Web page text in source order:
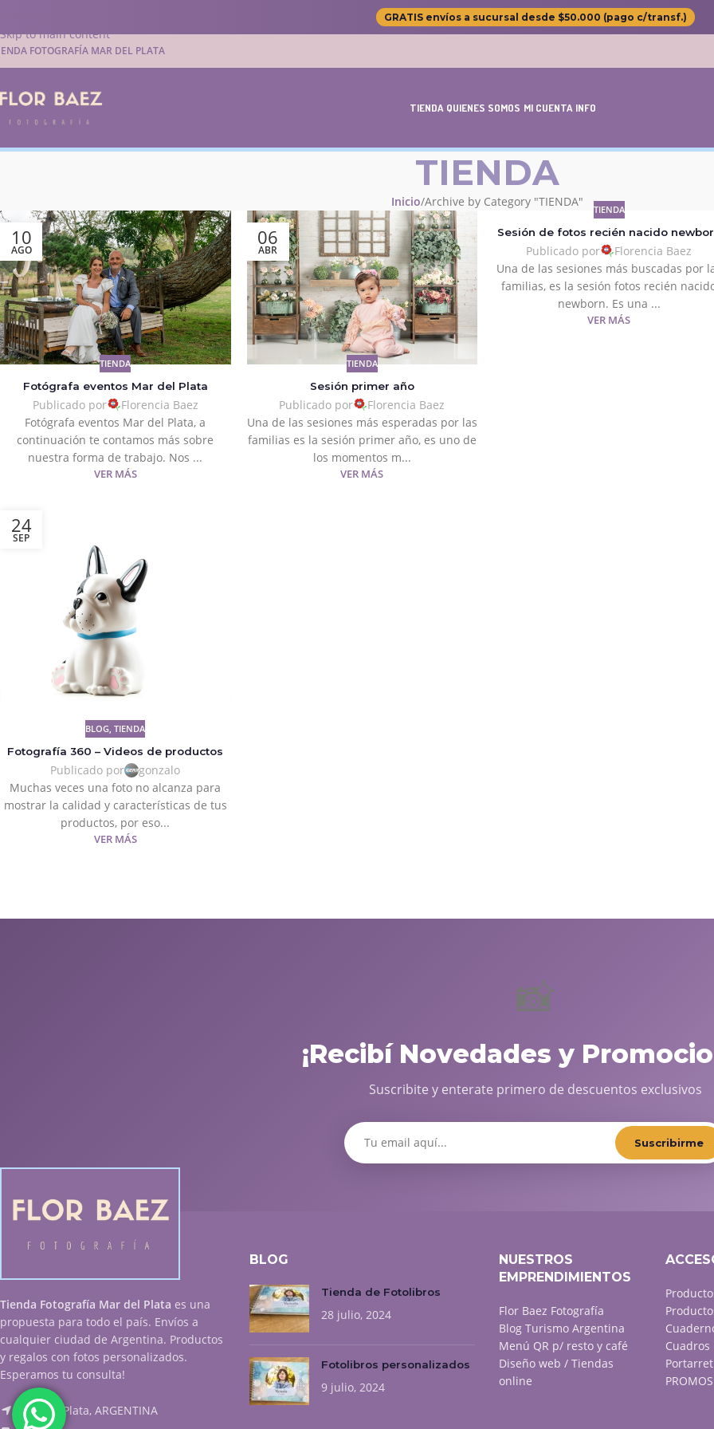
Skip to main content
GRATIS envíos a sucursal desde $50.000 (pago c/transf.)
FOTOGRAFÍA MAR DEL PLATA
TIENDA QUIENES SOMOS MI CUENTA INFO
TIENDA
Inicio Archive by Category "TIENDA"
10
AGO
TIENDA
Fotógrafa eventos Mar del Plata
Publicado por
Florencia Baez
Fotógrafa eventos Mar del Plata, a
continuación te contamos más sobre
nuestra forma de trabajo. Nos ...
VER MÁS
06
ABR
TIENDA
Sesión primer año
Publicado por
Florencia Baez
Una de las sesiones más esperadas por las
familias es la sesión primer año, es uno de
los momentos m...
VER MÁS
TIENDA
Sesión de fotos recién nacido
Publicado por
Florencia Baez
Una de las sesiones más buscadas por
familias, es la sesión fotos recién
newborn. Es una ...
VER MÁS
24
SEP
BLOG ,TIENDA
Fotografía 360 – Videos de productos
Publicado por
gonzalo
Muchas veces una foto no alcanza para
mostrar la calidad y características de tus
productos, por eso...
VER MÁS
📸
¡Recibí Novedades y
Suscribite y enterate primero de descuentos exclusivos
Suscribirme
Tienda Fotografía Mar del Plata es una
propuesta para todo el país. Envíos a
cualquier ciudad de Argentina. Productos
y regalos con fotos personalizados.
Esperamos tu consulta!
Mar del Plata, ARGENTINA
BLOG
Tienda de Fotolibros
28 julio, 2024
Fotolibros personalizados
9 julio, 2024
NUESTROS
EMPRENDIMIENTOS
Flor Baez Fotografía
Blog Turismo Argentina
Menú QR p/ resto y café
Diseño web / Tiendas
online
Cuadros